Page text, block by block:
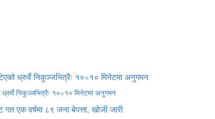
ध्रुर्वे निकुञ्जभित्रैः १०÷१० मिनेटमा अनुगमन